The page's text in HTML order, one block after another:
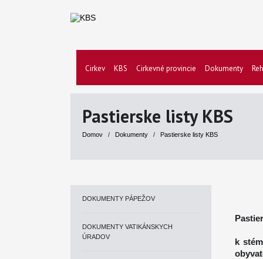
Cirkev KBS Cirkevné provincie Dokumenty
Pastierske listy KBS
Domov / Dokumenty / Pastierske listy KBS
DOKUMENTY PÁPEŽOV
DOKUMENTY VATIKÁNSKYCH
ÚRADOV
k